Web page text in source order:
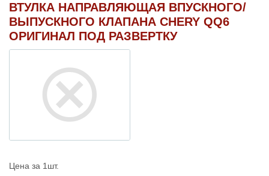
ВТУЛКА НАПРАВЛЯЮЩАЯ ВПУСКНОГО/
ВЫПУСКНОГО КЛАПАНА CHERY QQ6
ОРИГИНАЛ ПОД РАЗВЕРТКУ
Цена за 1шт.